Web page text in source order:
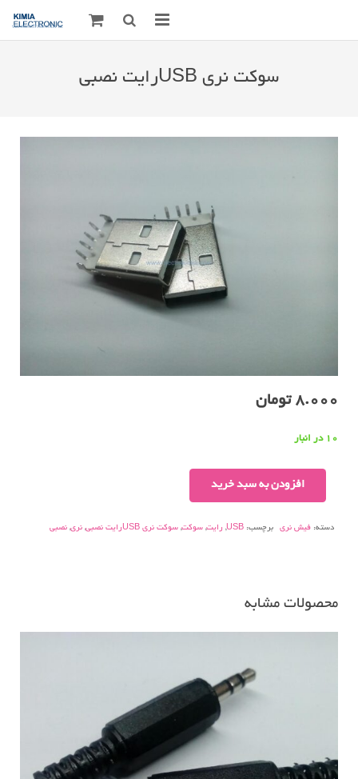
سوکت نری USBرایت نصبی
8.000 تومان
10 در انبار
نصبی
افزودن به سبد خرید
دسته: فیش نری برچسب: USB
, رایت, سوکت, سوکت نری USBرایت نصبی , نری, نصبی
محصولات مشابه